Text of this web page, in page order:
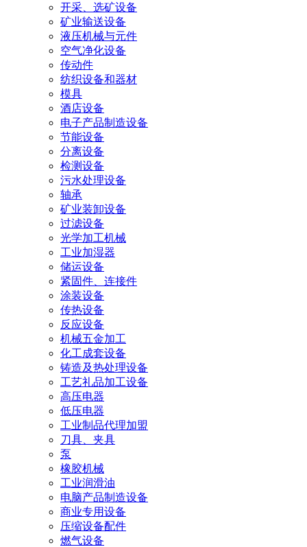
开采、选矿设备
矿业输送设备
液压机械与元件
空气净化设备
传动件
纺织设备和器材
模具
酒店设备
电子产品制造设备
节能设备
分离设备
检测设备
污水处理设备
轴承
矿业装卸设备
过滤设备
光学加工机械
工业加湿器
储运设备
紧固件、连接件
涂装设备
传热设备
反应设备
机械五金加工
化工成套设备
铸造及热处理设备
工艺礼品加工设备
高压电器
低压电器
工业制品代理加盟
刀具、夹具
泵
橡胶机械
工业润滑油
电脑产品制造设备
商业专用设备
压缩设备配件
燃气设备